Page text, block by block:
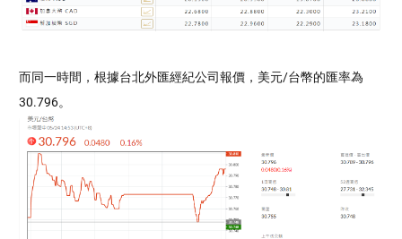
而同一時間，根據台北外匯經紀公司報價，美元/台幣的匯率為
30.796。